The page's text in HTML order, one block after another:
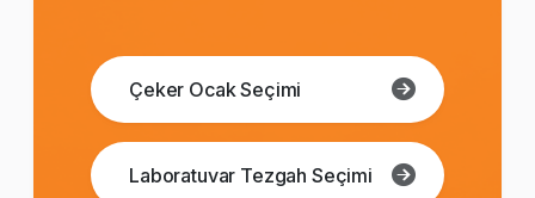
Çeker Ocak Seçimi
Laboratuvar Tezgah Seçimi